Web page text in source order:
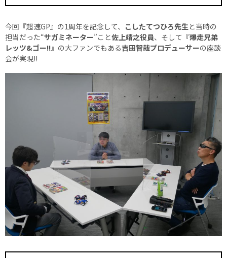
今回『超速GP』の1周年を記念して、 こしたてつひろ先生と当時の
担当だった“サガミネーター”こと佐上靖之役員、そして『爆走兄弟
レッツ&ゴー!!』の大ファンでもある吉田智哉プロデューサーの座談
会が実現!!